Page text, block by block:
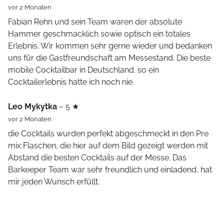
vor 2 Monaten
Fabian Rehn und sein Team waren der absolute
Hammer geschmacklich sowie optisch ein totales
Erlebnis. Wir kommen sehr gerne wieder und bedanken
uns für die Gastfreundschaft am Messestand. Die beste
mobile Cocktailbar in Deutschland. so ein
Cocktailerlebnis hatte ich noch nie.
Leo Mykytka – 5 ★
vor 2 Monaten
die Cocktails wurden perfekt abgeschmeckt in den Pre
mix Flaschen, die hier auf dem Bild gezeigt werden mit
Abstand die besten Cocktails auf der Messe. Das
Barkeeper Team war sehr freundlich und einladend, hat
mir jeden Wunsch erfüllt.